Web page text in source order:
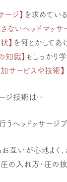
ージ】 を求めてい
さないヘッドマッサ
】 を何とかして
知識】 もしっかり
サービスや技術】
ージ技術は…
ヘッドッサージブ
お互いが心地よく
の入れ方・圧の抜